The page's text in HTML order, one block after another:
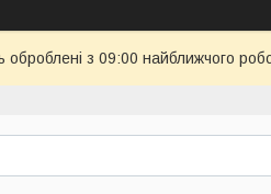
з 09:00 найближчого